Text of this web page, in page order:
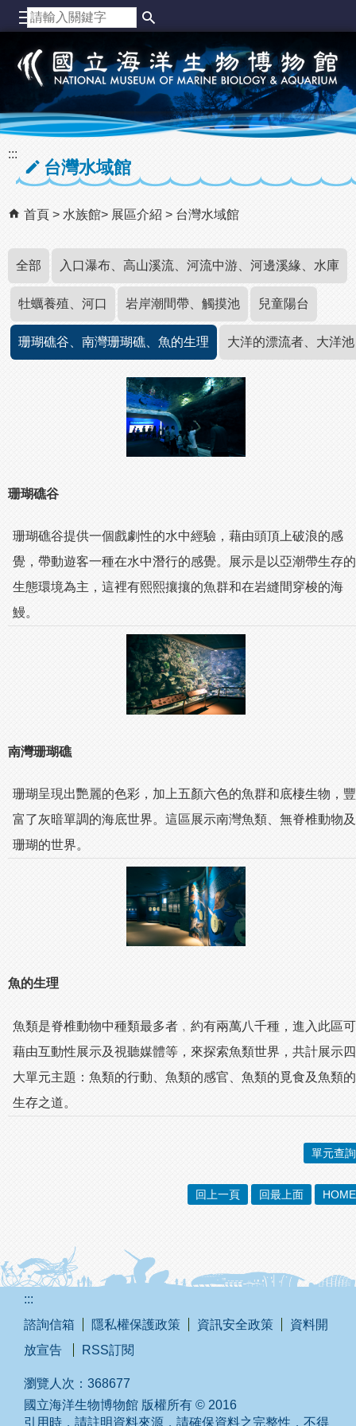
跳到主要內容區塊
:::
台灣水域館
首頁 水族館 展區介紹 台灣水域館
全部 入口瀑布、高山溪流、河流中游、河邊溪緣、水庫
牡蠣養殖、河口 岩岸潮間帶、觸摸池 兒童陽台
珊瑚礁谷、南灣珊瑚礁、魚的生理 大洋的漂流者、大洋池
珊瑚礁谷
珊瑚礁谷提供一個戲劇性的水中經驗，藉由頭頂上破浪的感
覺，帶動遊客一種在水中潛行的感覺。展示是以亞潮帶生存的
生態環境為主，這裡有熙熙攘攘的魚群和在岩縫間穿梭的海
鰻。
南灣珊瑚礁
珊瑚呈現出艷麗的色彩，加上五顏六色的魚群和底棲生物，豐
富了灰暗單調的海底世界。這區展示南灣魚類、無脊椎動物及
珊瑚的世界。
魚的生理
魚類是脊椎動物中種類最多者﹐約有兩萬八千種，進入此區可
藉由互動性展示及視聽媒體等，來探索魚類世界，共計展示四
大單元主題：魚類的行動、魚類的感官、魚類的覓食及魚類的
生存之道。
單元查詢
回上一頁 回最上面 HOME
:::
諮詢信箱
隱私權保護政策 資訊安全政策
資料開
放宣告
RSS訂閱
瀏覽人次： 368677
國立海洋生物博物館 版權所有 © 2016
引用時，請註明資料來源，請確保資料之完整性，不得